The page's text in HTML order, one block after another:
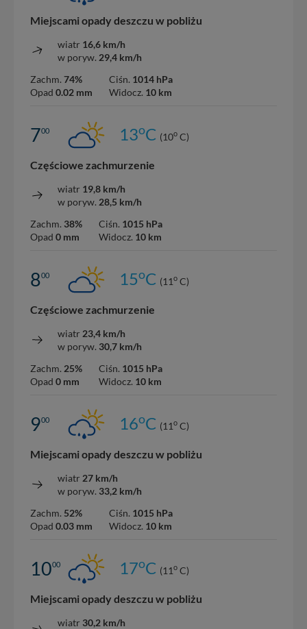
Miejscami opady deszczu w pobliżu
wiatr 16,6 km/h
w poryw. 29,4 km/h
Zachm. 74%
Opad 0.02 mm
Ciśn. 1014 hPa
Widocz. 10 km
700 13oC (10o C)
Częściowe zachmurzenie
wiatr 19,8 km/h
w poryw. 28,5 km/h
Zachm. 38%
Opad 0 mm
Ciśn. 1015 hPa
Widocz. 10 km
800 15oC (11o C)
Częściowe zachmurzenie
wiatr 23,4 km/h
w poryw. 30,7 km/h
Zachm. 25%
Opad 0 mm
Ciśn. 1015 hPa
Widocz. 10 km
900 16oC (11o C)
Miejscami opady deszczu w pobliżu
wiatr 27 km/h
w poryw. 33,2 km/h
Zachm. 52%
Opad 0.03 mm
Ciśn. 1015 hPa
Widocz. 10 km
1000 17oC (11o C)
Miejscami opady deszczu w pobliżu
wiatr 30,2 km/h